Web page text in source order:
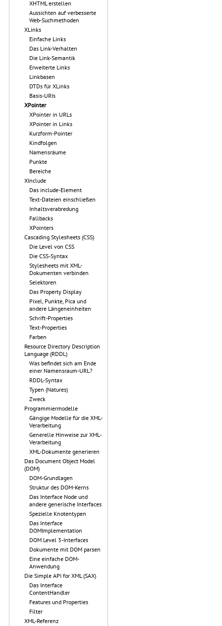
XHTML erstellen
Aussichten auf verbesserte
Web-Suchmethoden
XLinks
Einfache Links
Das Link-Verhalten
Die Link-Semantik
Erweiterte Links
Linkbasen
DTDs für XLinks
Basis-URIs
XPointer
XPointer in URLs
XPointer in Links
Kurzform-Pointer
Kindfolgen
Namensräume
Punkte
Bereiche
XInclude
Das include-Element
Text-Dateien einschließen
Inhaltsverabredung
Fallbacks
XPointers
Cascading Stylesheets (CSS)
Die Level von CSS
Die CSS-Syntax
Stylesheets mit XML-
Dokumenten verbinden
Selektoren
Das Property Display
Pixel, Punkte, Pica und
andere Längeneinheiten
Schrift-Properties
Text-Properties
Farben
Resource Directory Description
Language (RDDL)
Was befindet sich am Ende
einer Namensraum-URL?
RDDL-Syntax
Typen (Natures)
Zweck
Programmiermodelle
Gängige Modelle für die XML-
Verarbeitung
Generelle Hinweise zur XML-
Verarbeitung
XML-Dokumente generieren
Das Document Object Model
(DOM)
DOM-Grundlagen
Struktur des DOM-Kerns
Das Interface Node und
andere generische Interfaces
Spezielle Knotentypen
Das Interface
DOMImplementation
DOM Level 3-Interfaces
Dokumente mit DOM parsen
Eine einfache DOM-
Anwendung
Die Simple API for XML (SAX)
Das Interface
ContentHandler
Features und Properties
Filter
XML-Referenz